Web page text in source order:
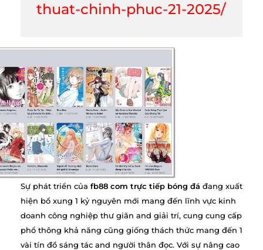
thuat-chinh-phuc-21-2025/
Sự phát triển của fb88 com trực tiếp bóng đá đang xuất
hiện bổ xung 1 kỷ nguyên mới mang đến lĩnh vực kinh
doanh công nghiệp thư giãn and giải trí, cung cung cấp
phổ thông khả năng cũng giống thách thức mang đến 1
vài tín đồ sáng tác and người thân đọc. Với sự nâng cao